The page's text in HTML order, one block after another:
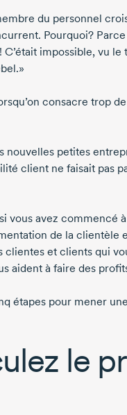
du personnel
Pourquoi?
impossible, vu le
.»
consacre trop
nouvelles petites
client ne faisait pas
vous avez commencé
de la clientèle
clientes et clients qui
aident à faire des
étapes pour mener
le